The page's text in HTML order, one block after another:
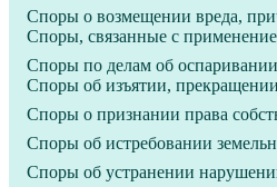
Споры о возмещении вреда,
Споры, связанные с
Споры по делам об
Споры об изъятии,
Споры о признании права
Споры об истребовании
Споры об устранении